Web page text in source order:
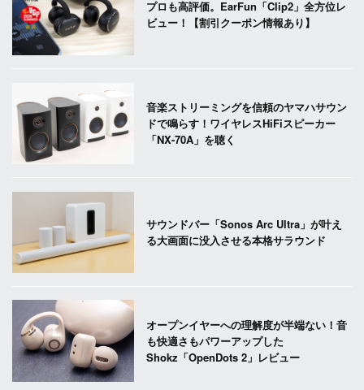
プロも高評価。EarFun「Clip2」全方位レ
ビュー！【割引クーポン情報あり】
音楽ストリーミングを信頼のヤマハサウン
ドで鳴らす！ワイヤレスHiFiスピーカー
「NX-70A」を聴く
サウンドバー「Sonos Arc Ultra」が叶え
る大画面に没入させる本格サラウンド
オープンイヤーへの理解度が半端ない！音
も快適さもパワーアップした
Shokz「OpenDots 2」レビュー